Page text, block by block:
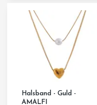
Halsband - Guld -
AMALFI